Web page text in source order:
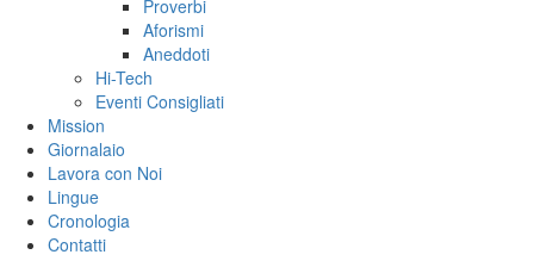
Proverbi
Aforismi
Aneddoti
Hi-Tech
Eventi Consigliati
Mission
Giornalaio
Lavora con Noi
Lingue
Cronologia
Contatti